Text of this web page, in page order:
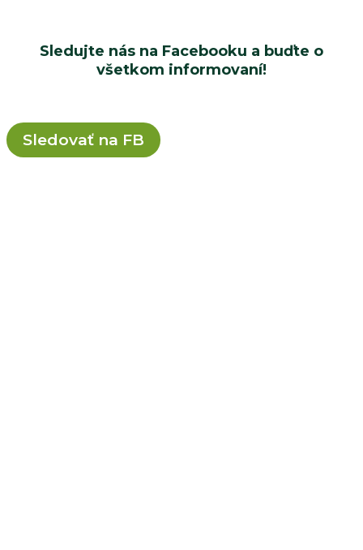
Sledujte nás na Facebooku a buďte o
všetkom informovaní!
Sledovať na FB